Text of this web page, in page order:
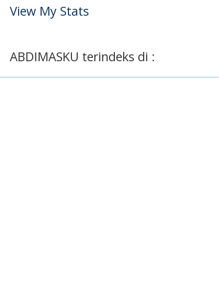
View My Stats
ABDIMASKU terindeks di :